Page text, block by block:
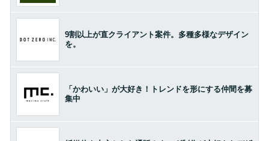
9割以上が直クライアント案件。多種多様なデザイン
を。
「かわいい」が大好き！トレンドを形にする仲間を募
集中